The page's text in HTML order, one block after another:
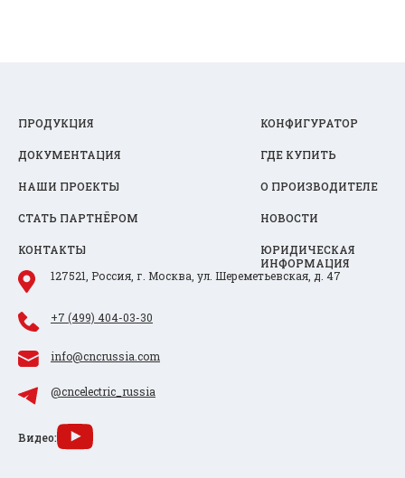
ПРОДУКЦИЯ КОНФИГУРАТОР
ДОКУМЕНТАЦИЯ ГДЕ КУПИТЬ
НАШИ ПРОЕКТЫ О ПРОИЗВОДИТЕЛЕ
СТАТЬ ПАРТНЁРОМ НОВОСТИ
КОНТАКТЫ
ЮРИДИЧЕСКАЯ
ИНФОРМАЦИЯ
127521, Россия, г. Москва, ул. Шереметьевская, д. 47
+7 (499) 404-03-30
info@cncrussia.com
@cncelectric_russia
Видео: